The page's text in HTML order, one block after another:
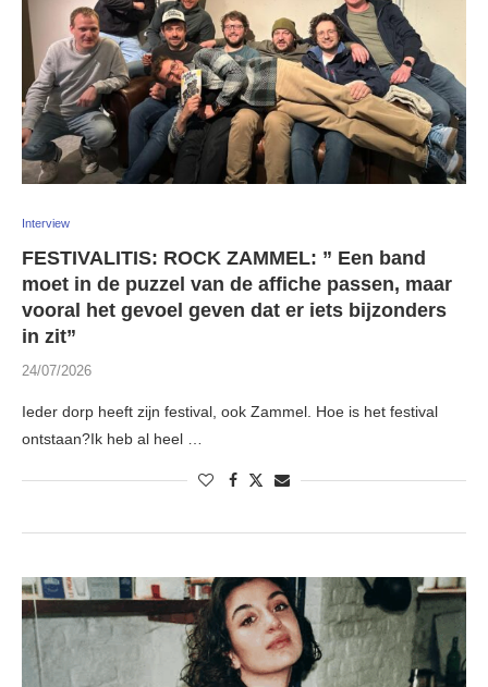
Interview
FESTIVALITIS: ROCK ZAMMEL: ” Een band
moet in de puzzel van de affiche passen, maar
vooral het gevoel geven dat er iets bijzonders
in zit”
24/07/2026
Ieder dorp heeft zijn festival, ook Zammel. Hoe is het festival
ontstaan?Ik heb al heel …